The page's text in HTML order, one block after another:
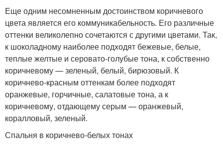
Еще одним несомненным достоинством коричневого
цвета является его коммуникабельность. Его различные
оттенки великолепно сочетаются с другими цветами. Так,
к шоколадному наиболее подходят бежевые, белые,
теплые желтые и серовато-голубые тона, к собственно
коричневому — зеленый, белый, бирюзовый. К
коричнево-красным оттенкам более подходят
оранжевые, горчичные, салатовые тона, а к
коричневому, отдающему серым — оранжевый,
коралловый, зеленый.
Спальня в коричнево-белых тонах